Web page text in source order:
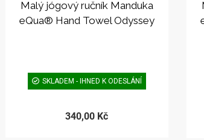
Malý jógový ručník Manduka
eQua® Hand Towel Odyssey
SKLADEM - IHNED K ODESLÁNÍ
340,00 Kč